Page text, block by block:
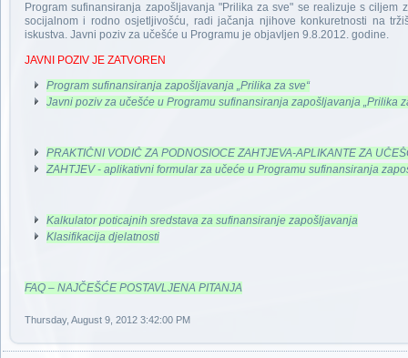
Program sufinansiranja zapošljavanja "Prilika za sve" se realizuje s
socijalnom i rodno osjetljivošću, radi jačanja njihove konkuretnosti na
iskustva. Javni poziv za učešće u Programu je objavljen 9.8.2012. godine.
JAVNI POZIV JE ZATVOREN
Program sufinansiranja zapošljavanja „Prilika za sve“
Javni poziv za učešće u Programu sufinansiranja zapošljavanja „Prilika
PRAKTIČNI VODIČ ZA PODNOSIOCE ZAHTJEVA-APLIKANTE ZA
ZAHTJEV - aplikativni formular za učeće u Programu sufinansiranja
Kalkulator poticajnih sredstava za sufinansiranje zapošljavanja
Klasifikacija djelatnosti
FAQ – NAJČEŠĆE POSTAVLJENA PITANJA
Thursday, August 9, 2012 3:42:00 PM